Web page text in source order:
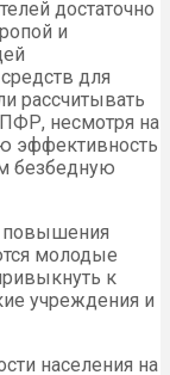
достаточно
и
для
рассчитывать
несмотря на
эффективность
безбедную
повышения
молодые
к
учреждения и
населения на